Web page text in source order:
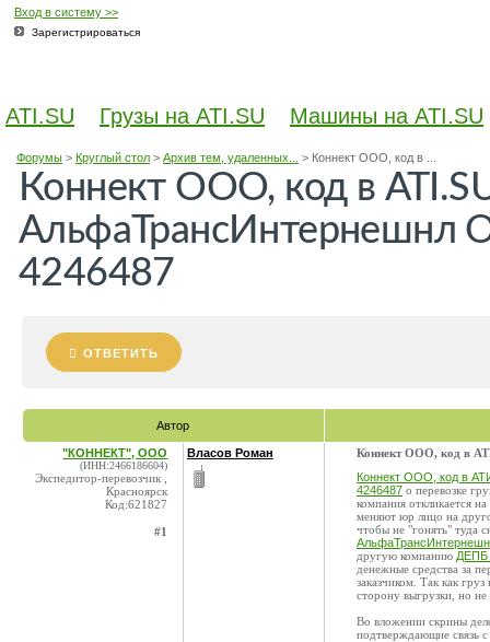
Вход в систему >>
Зарегистрироваться
ATI.SU Грузы на ATI.SU Машины на ATI.SU
Форумы> Круглый стол> Архив тем, удаленных... > Коннект ООО, код в ...
Коннект ООО, код в
АльфаТрансИнтернешнл
4246487
ОТВЕТИТЬ
Автор
"КОННЕКТ", ООО
(ИНН:2466186604)
Экспедитор-перевозчик ,
Красноярск
Код:621827
#1
Власов Роман
Коннект ООО, код в
Коннект ООО, код в
4246487 о перевозке
компания откликается
меняют юр лицо на
чтобы не "гонять" туда
другую компанию ДЕПБ
денежные средства за
заказчиком. Так как
сторону выгрузки, но не
Во вложении скрины
подтверждающие